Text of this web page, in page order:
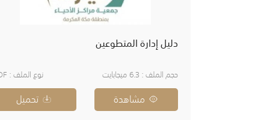
دليل إدارة المتطوعين
حجم الملف : 6.3 ميجابايت نوع الملف : PDF
مشاهدة تحميل